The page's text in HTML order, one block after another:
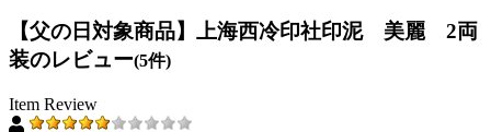
【父の日対象商品】上海西冷印社印泥 美麗 2両
装のレビュー(5件)
Item Review